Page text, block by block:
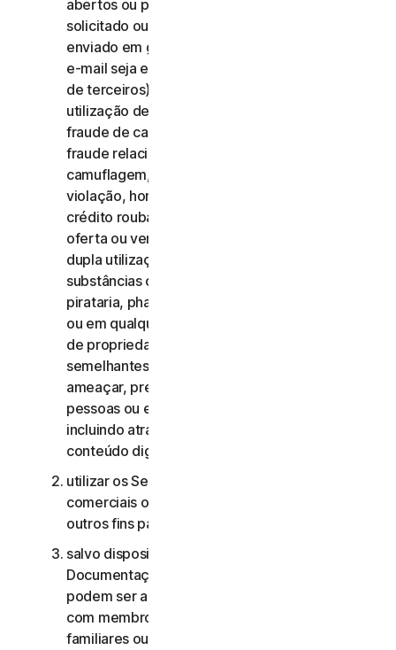
abertos ou proxies abertos, envio de e-mail não
solicitado ou qualquer versão ou tipo de e-mail
enviado em grandes quantidades (mesmo que o
e-mail seja encaminhado através de servidores
de terceiros), qualquer imposição de pop-ups,
utilização de cartões de crédito roubados,
fraude de cartões de crédito, fraude financeira,
fraude relacionada com criptomoedas,
camuflagem, extorsão, chantagem, rapto,
violação, homicídio, venda de cartões de
crédito roubados, venda de bens roubados,
oferta ou venda de materiais militares e de
dupla utilização proibidos, oferta ou venda de
substâncias controladas, roubo de identidade,
pirataria, pharming, scraping de qualquer forma
ou em qualquer escala, pirataria digital, violação
de propriedade intelectual e outras atividades
semelhantes; ou para assediar, perseguir,
ameaçar, prejudicar ou monitorizar outras
pessoas ou explorar crianças de qualquer forma,
incluindo através de áudio, vídeo, fotografia,
conteúdo digital, etc.;
utilizar os Serviços de Consumidor para fins
comerciais ou os Serviços Comerciais para
outros fins para além de fins comerciais internos;
salvo disposição em contrário no CLS ou na
Documentação, os Serviços de Consumidor não
podem ser acedidos, utilizados ou partilhados
com membros da família, membros não
familiares ou outros indivíduos que não residam